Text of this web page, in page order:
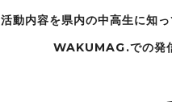
活動内容を県内の中高生に知
WAKUMAG.での発